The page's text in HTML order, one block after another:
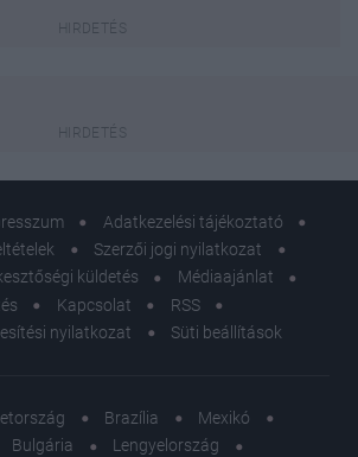
Adatkezelési tájékoztató
Szerzői jogi nyilatkozat
küldetés
Médiaajánlat
Kapcsolat
RSS
nyilatkozat
Süti beállítások
Brazília
Mexikó
Bulgária
Lengyelország